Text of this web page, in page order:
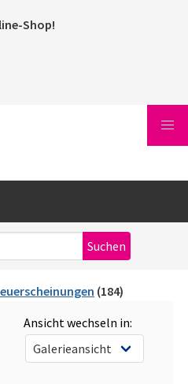
Shop!
(184)
Ansicht wechseln in: